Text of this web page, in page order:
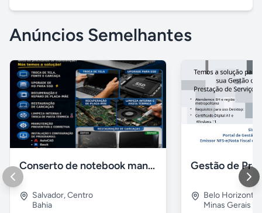
Anúncios Semelhantes
Conserto de notebook manutenção e prevenção
Salvador,Centro
Bahia
Belo Horizonte
Minas Gerais